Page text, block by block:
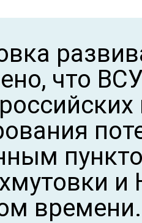
что
и
времени.